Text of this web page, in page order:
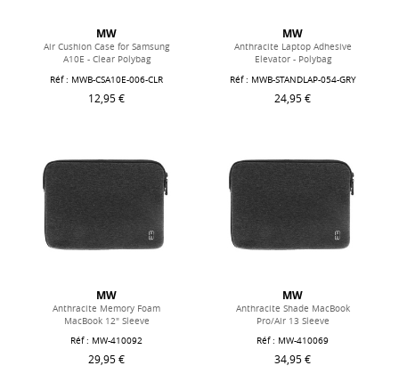
MW
Air Cushion Case for Samsung
A10E - Clear Polybag
Réf : MWB-CSA10E-006-CLR
12,95 €
MW
Anthracite Laptop Adhesive
Elevator - Polybag
Réf : MWB-STANDLAP-054-GRY
24,95 €
MW
Anthracite Memory Foam
MacBook 12" Sleeve
Réf : MW-410092
29,95 €
MW
Anthracite Shade MacBook
Pro/Air 13 Sleeve
Réf : MW-410069
34,95 €